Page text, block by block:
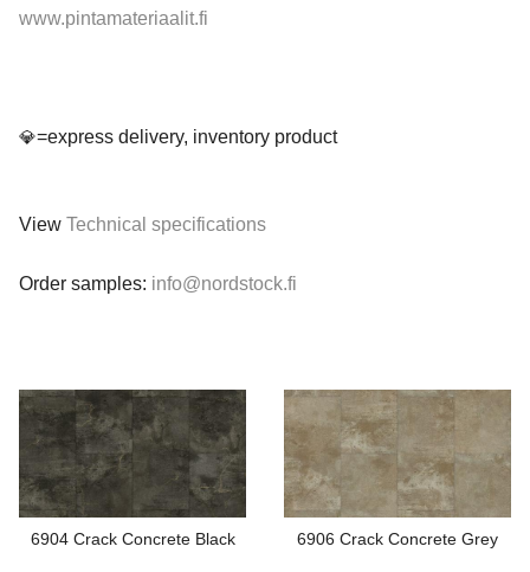
www.pintamateriaalit.fi
💎=express delivery, inventory product
View Technical specifications
Order samples: info@nordstock.fi
6904 Crack Concrete Black 6906 Crack Concrete Grey